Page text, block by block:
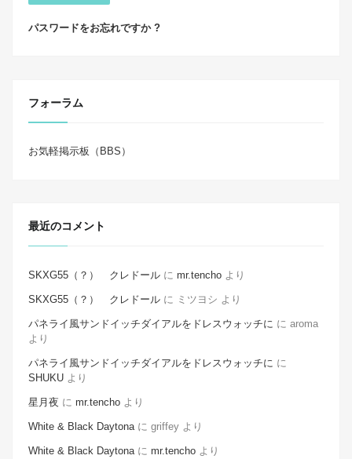
パスワードをお忘れですか ?
フォーラム
お気軽掲示板（BBS）
最近のコメント
SKXG55（？） クレドール に mr.tencho より
SKXG55（？） クレドール に ミツヨシ より
パネライ風サンドイッチダイアルをドレスウォッチに に aroma
より
パネライ風サンドイッチダイアルをドレスウォッチに に
SHUKU より
星月夜 に mr.tencho より
White & Black Daytona に griffey より
White & Black Daytona に mr.tencho より